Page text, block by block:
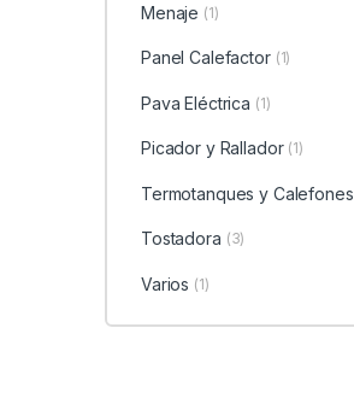
Menaje (1)
Panel Calefactor (1)
Pava Eléctrica (1)
Picador y Rallador (1)
Termotanques y Calefones
Tostadora (3)
Varios (1)